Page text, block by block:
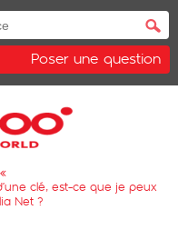
Poser une question
clé, est-ce que je peux
Net ?